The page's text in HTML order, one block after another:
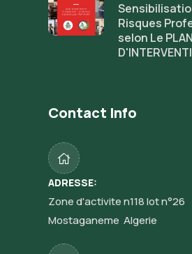
Risques
selon Le
Contact Info
ADRESSE:
Zone d'activite n118 lot n°26
Mostaganeme Algerie